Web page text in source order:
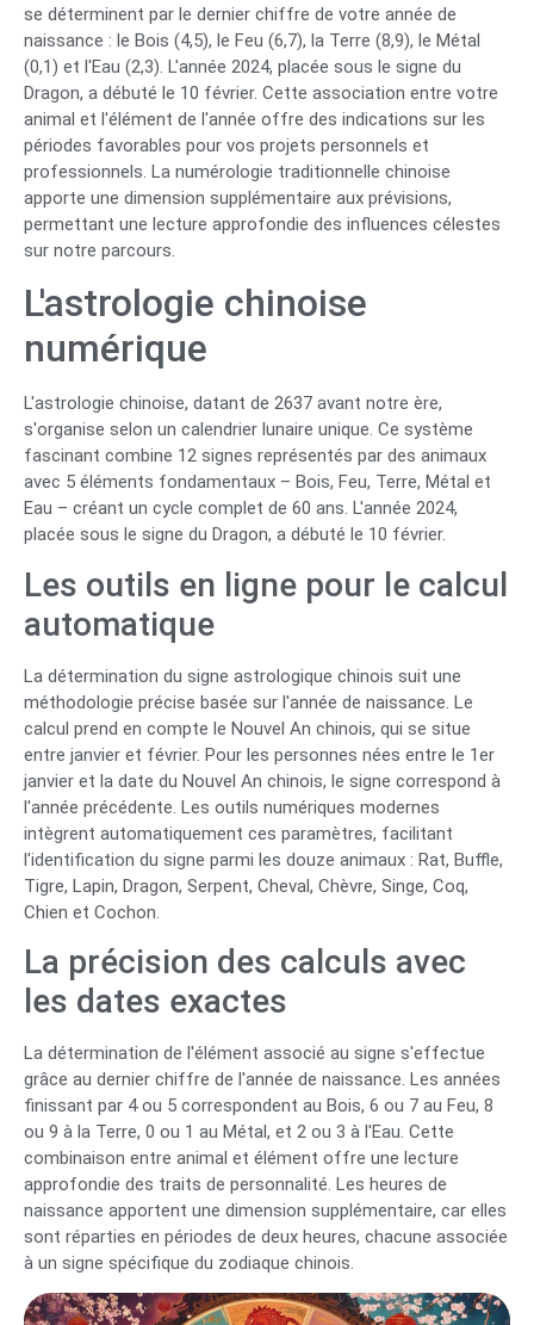
se déterminent par le dernier chiffre de votre année de
naissance : le Bois (4,5), le Feu (6,7), la Terre (8,9), le Métal
(0,1) et l'Eau (2,3). L'année 2024, placée sous le signe du
Dragon, a débuté le 10 février. Cette association entre votre
animal et l'élément de l'année offre des indications sur les
périodes favorables pour vos projets personnels et
professionnels. La numérologie traditionnelle chinoise
apporte une dimension supplémentaire aux prévisions,
permettant une lecture approfondie des influences célestes
sur notre parcours.
L'astrologie chinoise
numérique
L'astrologie chinoise, datant de 2637 avant notre ère,
s'organise selon un calendrier lunaire unique. Ce système
fascinant combine 12 signes représentés par des animaux
avec 5 éléments fondamentaux – Bois, Feu, Terre, Métal et
Eau – créant un cycle complet de 60 ans. L'année 2024,
placée sous le signe du Dragon, a débuté le 10 février.
Les outils en ligne pour le calcul
automatique
La détermination du signe astrologique chinois suit une
méthodologie précise basée sur l'année de naissance. Le
calcul prend en compte le Nouvel An chinois, qui se situe
entre janvier et février. Pour les personnes nées entre le 1er
janvier et la date du Nouvel An chinois, le signe correspond à
l'année précédente. Les outils numériques modernes
intègrent automatiquement ces paramètres, facilitant
l'identification du signe parmi les douze animaux : Rat, Buffle,
Tigre, Lapin, Dragon, Serpent, Cheval, Chèvre, Singe, Coq,
Chien et Cochon.
La précision des calculs avec
les dates exactes
La détermination de l'élément associé au signe s'effectue
grâce au dernier chiffre de l'année de naissance. Les années
finissant par 4 ou 5 correspondent au Bois, 6 ou 7 au Feu, 8
ou 9 à la Terre, 0 ou 1 au Métal, et 2 ou 3 à l'Eau. Cette
combinaison entre animal et élément offre une lecture
approfondie des traits de personnalité. Les heures de
naissance apportent une dimension supplémentaire, car elles
sont réparties en périodes de deux heures, chacune associée
à un signe spécifique du zodiaque chinois.